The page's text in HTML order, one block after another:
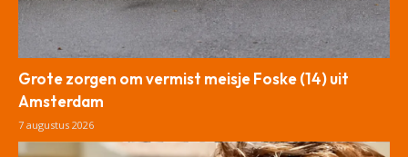
Grote zorgen om vermist meisje Foske (14) uit
Amsterdam
7 augustus 2026